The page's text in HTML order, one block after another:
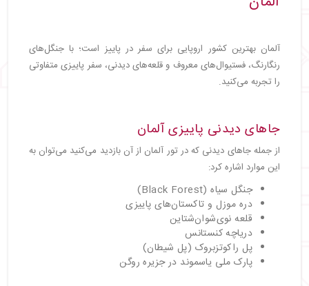
آلمان بهترین کشور اروپایی برای سفر در پاییز است؛ با جنگل‌های
رنگارنگ، فستیوال‌های معروف و قلعه‌های دیدنی، سفر پاییزی متفاوتی
را تجربه می‌کنید.
جاهای دیدنی پاییزی آلمان
از جمله جاهای دیدنی که در تور آلمان از آن بازدید می‌کنید می‌توان به
این موارد اشاره کرد:
جنگل سیاه (Black Forest)
دره موزل و تاکستان‌های پاییزی
قلعه نوی‌شوان‌شتاین
دریاچه کنستانس
پل راکوتزبروک (پل شیطان)
پارک ملی یاسموند در جزیره روگن